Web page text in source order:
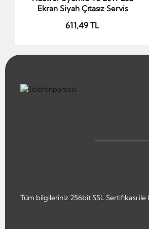
Ekran Siyah Çıtasız Servis
611,49 TL
Tüm bilgileriniz 256bit SSL Sertifikası